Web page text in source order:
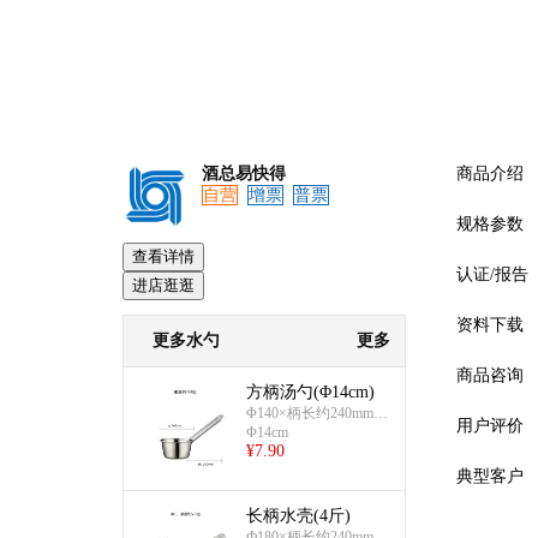
预览
酒总易快得
自营
增票 普票
查看详情
进店逛逛
更多水勺 更多
方柄汤勺(Φ14cm)
Φ140×柄长约240mm;
约160g
Φ14cm
¥7.90
长柄水壳(4斤)
商品介绍
规格参数
认证/报告
资料下载
商品咨询
用户评价
典型客户